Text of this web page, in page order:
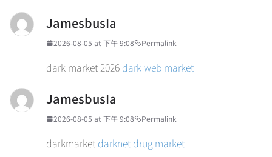
JamesbusIa
2026-08-05 at 下午 9:08 Permalink
dark market 2026 dark web market
JamesbusIa
2026-08-05 at 下午 9:08 Permalink
darkmarket darknet drug market